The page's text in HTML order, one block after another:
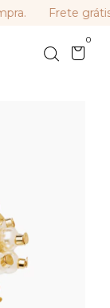
Frete grátis
0